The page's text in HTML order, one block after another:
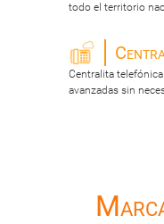
todo el territorio
Centralita
avanzadas sin